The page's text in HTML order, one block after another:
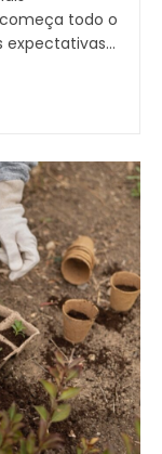
todo o